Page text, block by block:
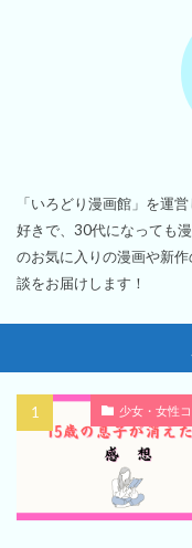
「いろどり漫画館」を運
好きで、30代になっても
のお気に入りの漫画や新
談をお届けします！
少女・女性